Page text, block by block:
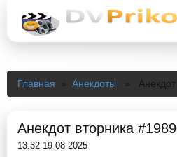
Главная » Анекдоты » Анекдот
Анекдот вторника
13:32 19-08-2025